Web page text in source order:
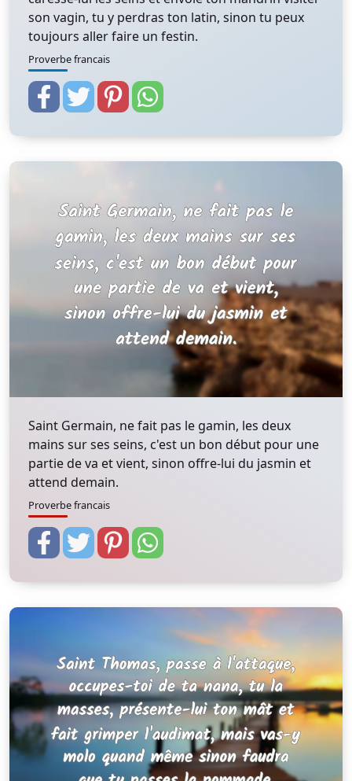
son vagin, tu y perdras ton latin, sinon tu peux
toujours aller faire un festin.
Proverbe francais
Saint Germain, ne fait pas le gamin, les deux
mains sur ses seins, c'est un bon début pour une
partie de va et vient, sinon offre-lui du jasmin et
attend demain.
Proverbe francais